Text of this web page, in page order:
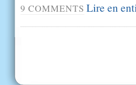
9 COMMENTS Lire en